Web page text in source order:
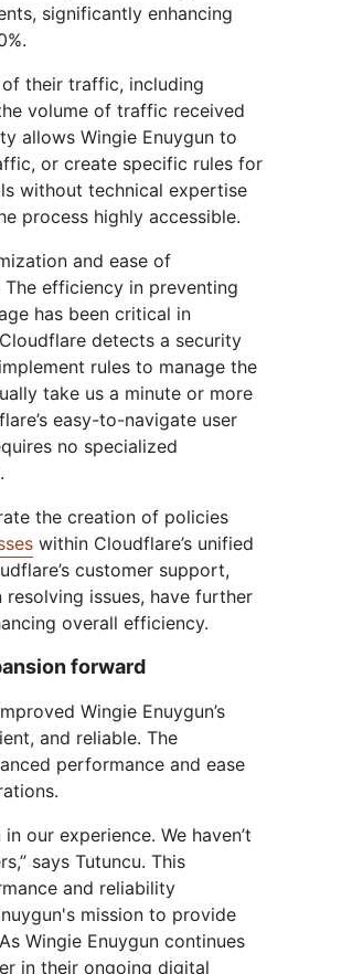
significantly enhancing
their traffic, including
volume of traffic received
allows Wingie Enuygun to
or create specific rules for
without technical expertise
process highly accessible.
and ease of
efficiency in preventing
has been critical in
detects a security
rules to manage the
take us a minute or more
easy-to-navigate user
no specialized
the creation of policies
within Cloudflare’s unified
customer support,
issues, have further
overall efficiency.
forward
Wingie Enuygun’s
and reliable. The
performance and ease
our experience. We haven’t
says Tutuncu. This
and reliability
mission to provide
Wingie Enuygun continues
in their ongoing digital